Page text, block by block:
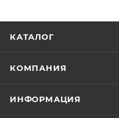
КАТАЛОГ
КОМПАНИЯ
ИНФОРМАЦИЯ